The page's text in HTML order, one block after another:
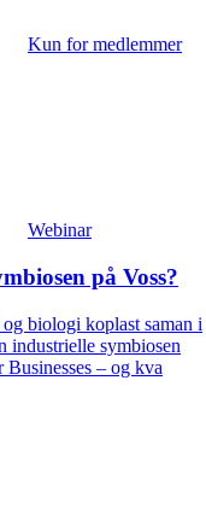
Kun for medlemmer
Webinar
på Voss?
biologi koplast saman i
symbiosen
– og kva